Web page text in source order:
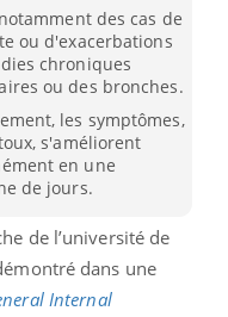
des cas de
ou d'exacerbations
chroniques
ou des bronches.
les symptômes,
s'améliorent
en une
de jours.
de l’université de
dans une
Internal